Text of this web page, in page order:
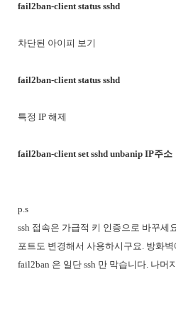
fail2ban-client status sshd
차단된 아이피 보기
fail2ban-client status sshd
특정 IP 해제
fail2ban-client set sshd unbanip IP주소
p.s
ssh 접속은 가급적 키 인증으로 바꾸세
포트도 변경해서 사용하시구요. 방화
fail2ban 은 일단 ssh 만 막습니다. 나머